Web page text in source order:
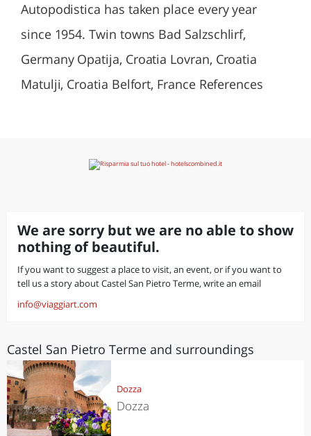
Autopodistica has taken place every year
since 1954. Twin towns Bad Salzschlirf,
Germany Opatija, Croatia Lovran, Croatia
Matulji, Croatia Belfort, France References
We are sorry but we are no able to show
nothing of beautiful.
If you want to suggest a place to visit, an event, or if you want to
tell us a story about Castel San Pietro Terme, write an email
info@viaggiart.com
Castel San Pietro Terme and surroundings
Dozza
Dozza